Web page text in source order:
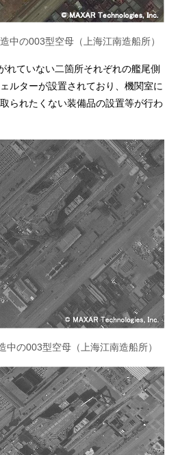
の003型空母（上海江南造船所）
ていない二箇所それぞれの艦尾側
ルターが設置されており、機関室に
られたくない装備品の設置等が行わ
の003型空母（上海江南造船所）